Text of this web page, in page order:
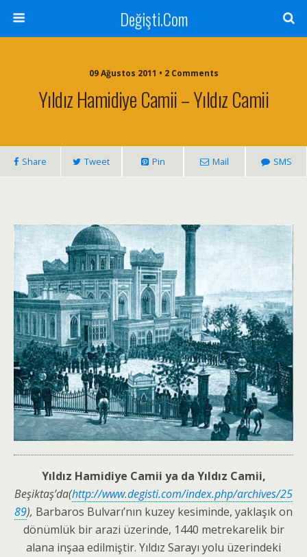
Değişti.Com
09 Ağustos 2011 • 2 Comments
Yıldız Hamidiye Camii – Yıldız Camii
Share Tweet Pin Mail SMS
Yıldız Hamidiye Camii ya da Yıldız Camii,
Beşiktaş’da(http://www.degisti.com/index.php/archives/25
89), Barbaros Bulvarı’nın kuzey kesiminde, yaklaşık on
dönümlük bir arazi üzerinde, 1440 metrekarelik bir
alana inşaa edilmiştir. Yıldız Sarayı yolu üzerindeki